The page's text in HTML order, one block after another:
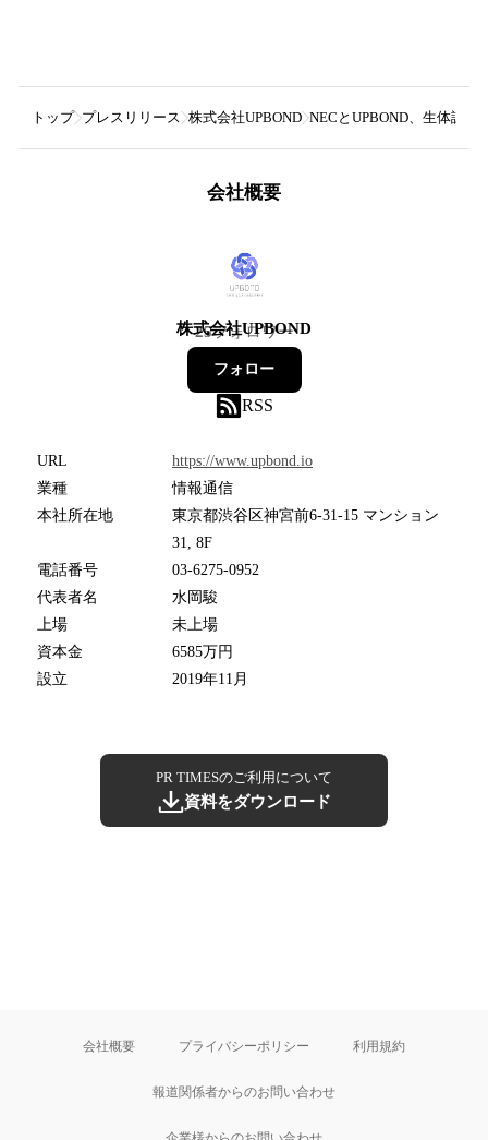
トップ プレスリリース 株式会社UPBOND NECとUPBOND、生体認
会社概要
株式会社UPBOND
25フォロワー
フォロー
RSS
URL
https://www.upbond.io
業種
情報通信
本社所在地
東京都渋谷区神宮前6-31-15 マンション
31, 8F
電話番号
03-6275-0952
代表者名
水岡駿
上場
未上場
資本金
6585万円
設立
2019年11月
PR TIMESのご利用について
資料をダウンロード
会社概要 プライバシーポリシー 利用規約
報道関係者からのお問い合わせ